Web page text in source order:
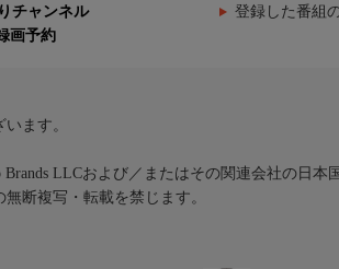
チャンネル 登録した番組
画予約
ます。
LLCおよび／またはその関連会社の日本
断複写・転載を禁じます。